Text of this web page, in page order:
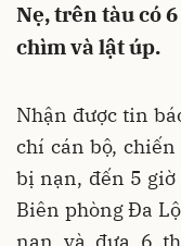
Nẹ, trên tàu có
chìm và lật úp.
Nhận được tin
chí cán bộ,
bị nạn, đến 5
Biên phòng Đa